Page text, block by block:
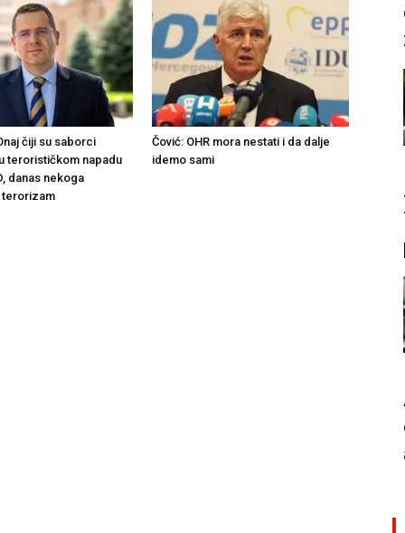
čiji su saborci
terorističkom napadu
danas nekoga
terorizam
Čović: OHR mora nestati i da dalje
idemo sami